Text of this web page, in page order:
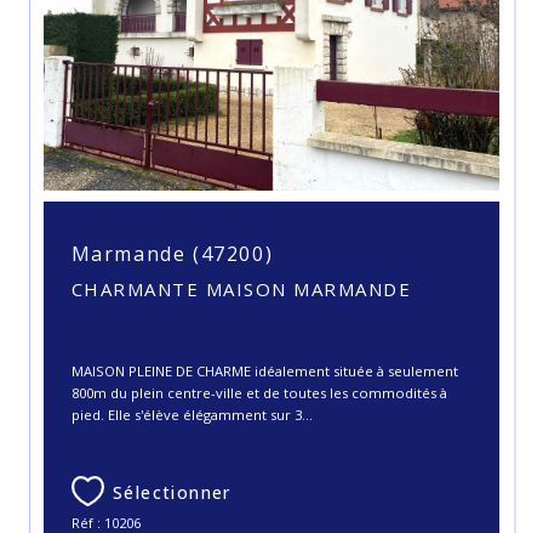
Marmande (47200)
CHARMANTE MAISON MARMANDE
MAISON PLEINE DE CHARME idéalement située à seulement
800m du plein centre-ville et de toutes les commodités à
pied. Elle s'élève élégamment sur 3...
Sélectionner
Réf : 10206